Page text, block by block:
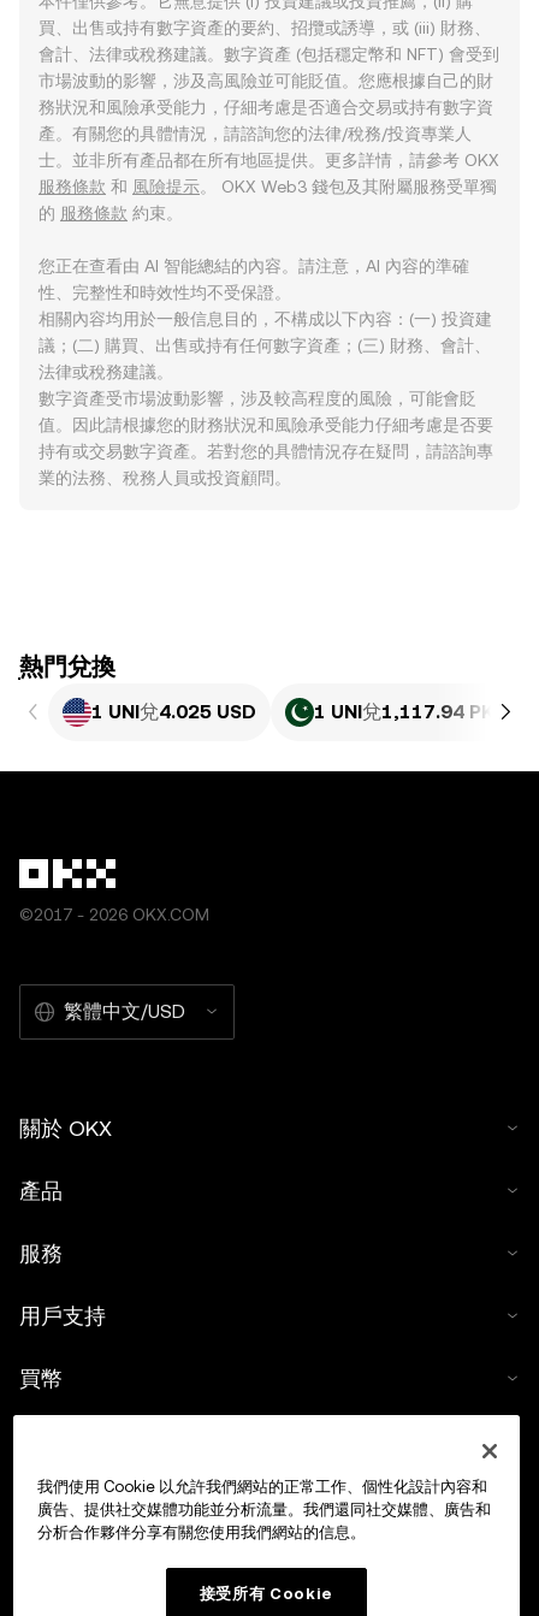
買、出售或持有數字資產的要約、招攬或誘導，或 (iii) 財務、
會計、法律或稅務建議。數字資產 (包括穩定幣和 NFT) 會受到
市場波動的影響，涉及高風險並可能貶值。您應根據自己的財
務狀況和風險承受能力，仔細考慮是否適合交易或持有數字資
產。有關您的具體情況，請諮詢您的法律/稅務/投資專業人
士。並非所有產品都在所有地區提供。更多詳情，請參考 OKX
服務條款 和 風險提示。 OKX Web3 錢包及其附屬服務受單獨
的 服務條款 約束。
您正在查看由 AI 智能總結的內容。請注意，AI 內容的準確
性、完整性和時效性均不受保證。
相關內容均用於一般信息目的，不構成以下內容：(一) 投資建
議；(二) 購買、出售或持有任何數字資產；(三) 財務、會計、
法律或稅務建議。
數字資產受市場波動影響，涉及較高程度的風險，可能會貶
值。因此請根據您的財務狀況和風險承受能力仔細考慮是否要
持有或交易數字資產。若對您的具體情況存在疑問，請諮詢專
業的法務、稅務人員或投資顧問。
ִִִִִִִִִִִִִִִִִִִִִִִִִִִִִִִִִִִִִִִִִִִִִִִִ熱門兌換
1 UNI兌4.025 USD 1 UNI兌1,117.94 PKR
©2017 - 2026 OKX.COM
繁體中文/USD
關於 OKX
產品
服務
用戶支持
買幣
交易
我們使用 Cookie 以允許我們網站的正常工作、個性化設計內容和
廣告、提供社交媒體功能並分析流量。我們還同社交媒體、廣告和
分析合作夥伴分享有關您使用我們網站的信息。
接受所有 Cookie